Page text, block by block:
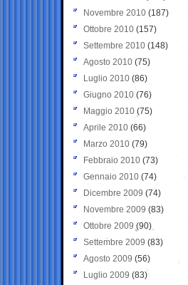
Novembre 2010 (187)
Ottobre 2010 (157)
Settembre 2010 (148)
Agosto 2010 (75)
Luglio 2010 (86)
Giugno 2010 (76)
Maggio 2010 (75)
Aprile 2010 (66)
Marzo 2010 (79)
Febbraio 2010 (73)
Gennaio 2010 (74)
Dicembre 2009 (74)
Novembre 2009 (83)
Ottobre 2009 (90)
Settembre 2009 (83)
Agosto 2009 (56)
Luglio 2009 (83)